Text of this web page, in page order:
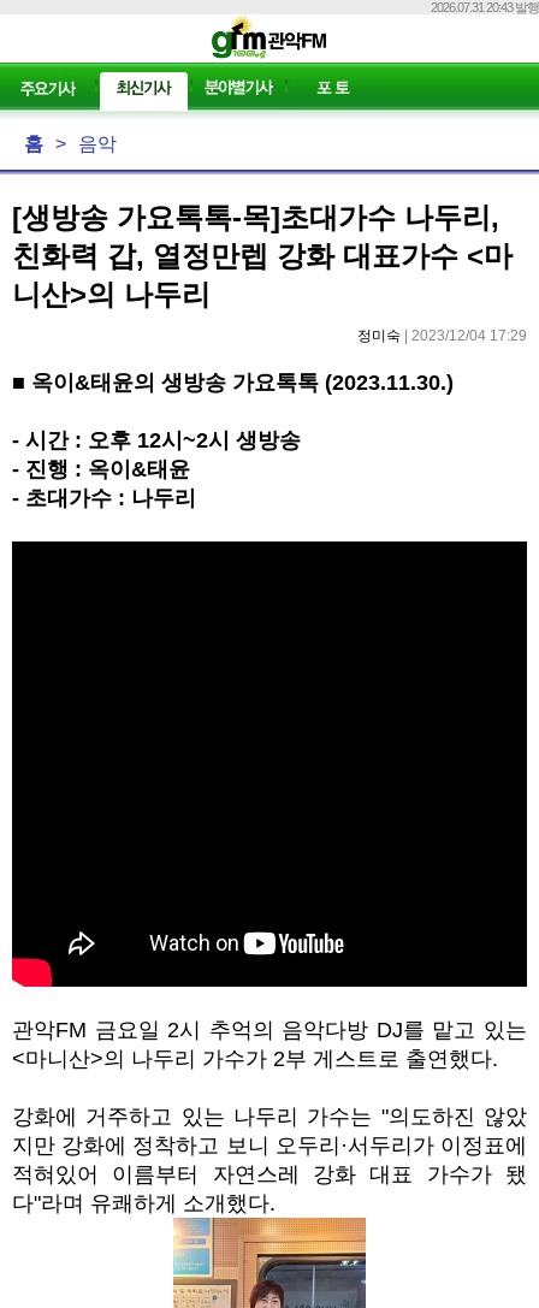
2026.07.31 20:43 발행
홈 > 음악
[생방송 가요톡톡-목]초대가수 나두리,
친화력 갑, 열정만렙 강화 대표가수 <마
니산>의 나두리
정미숙 | 2023/12/04 17:29
■ 옥이 &태윤의 생방송 가요톡톡 (2023.11.30.)
- 시간 : 오후 12시 ~2시 생방송
- 진행 : 옥이 &태윤
- 초대가수 : 나두리
관악FM 금요일 2시 추억의 음악다방 DJ를 맡고 있는
<마니산>의 나두리 가수가 2부 게스트로 출연했다.
강화에 거주하고 있는 나두리 가수는 "의도하진 않았
지만 강화에 정착하고 보니 오두리 ·서두리가 이정표에
적혀있어 이름부터 자연스레 강화 대표 가수가 됐
다"라며 유쾌하게 소개했다.